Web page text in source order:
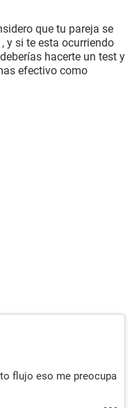
que tu pareja se
y si te esta ocurriendo
hacerte un test y
efectivo como
flujo eso me preocupa